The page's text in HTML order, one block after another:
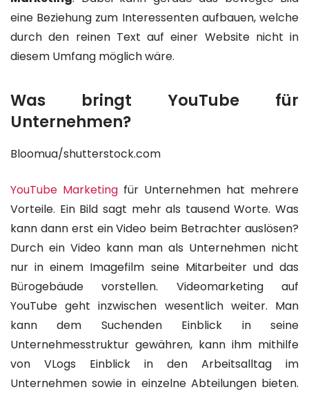
eine Beziehung zum Interessenten aufbauen, welche
durch den reinen Text auf einer Website nicht in
diesem Umfang möglich wäre.
Was bringt YouTube für
Unternehmen?
Bloomua/shutterstock.com
YouTube Marketing für Unternehmen hat mehrere
Vorteile. Ein Bild sagt mehr als tausend Worte. Was
kann dann erst ein Video beim Betrachter auslösen?
Durch ein Video kann man als Unternehmen nicht
nur in einem Imagefilm seine Mitarbeiter und das
Bürogebäude vorstellen. Videomarketing auf
YouTube geht inzwischen wesentlich weiter. Man
kann dem Suchenden Einblick in seine
Unternehmesstruktur gewähren, kann ihm mithilfe
von VLogs Einblick in den Arbeitsalltag im
Unternehmen sowie in einzelne Abteilungen bieten.